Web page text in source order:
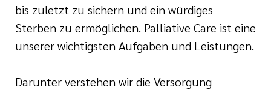
bis zuletzt zu sichern und ein würdiges
Sterben zu ermöglichen. Palliative Care ist eine
unserer wichtigsten Aufgaben und Leistungen.
Darunter verstehen wir die Versorgung